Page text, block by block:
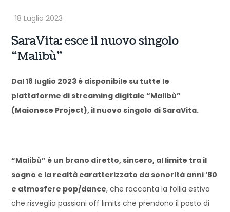
SaraVita: esce il nuovo singolo
“Malibù”
Dal 18 luglio 2023 è disponibile su tutte le
piattaforme di streaming digitale “Malibù”
(Maionese Project), il nuovo singolo di SaraVita.
“Malibù” è un brano diretto, sincero, al limite tra il
sogno e la realtà caratterizzato da sonorità anni ’80
e atmosfere pop/dance, che racconta la follia estiva
che risveglia passioni off limits che prendono il posto di